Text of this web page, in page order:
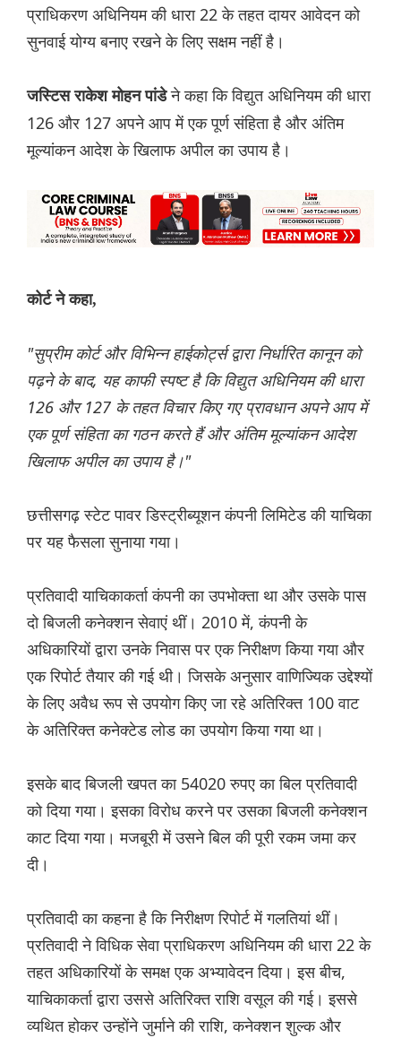
प्राधिकरण अधिनियम की धारा 22 के तहत दायर आवेदन को
सुनवाई योग्य बनाए रखने के लिए सक्षम नहीं है।
जस्टिस राकेश मोहन पांडेने कहा कि विद्युत अधिनियम की धारा
126 और 127 अपने आप में एक पूर्ण संहिता है और अंतिम
मूल्यांकन आदेश के खिलाफ अपील का उपाय है।
कोर्ट ने कहा,
"सुप्रीम कोर्ट और विभिन्न हाईकोर्ट्स द्वारा निर्धारित कानून को
पढ़ने के बाद, यह काफी स्पष्ट है कि विद्युत अधिनियम की धारा
126 और 127 के तहत विचार किए गए प्रावधान अपने आप में
एक पूर्ण संहिता का गठन करते हैं और अंतिम मूल्यांकन आदेश
खिलाफ अपील का उपाय है।"
छत्तीसगढ़ स्टेट पावर डिस्ट्रीब्यूशन कंपनी लिमिटेड की याचिका
पर यह फैसला सुनाया गया।
प्रतिवादी याचिकाकर्ता कंपनी का उपभोक्ता था और उसके पास
दो बिजली कनेक्शन सेवाएं थीं। 2010 में, कंपनी के
अधिकारियों द्वारा उनके निवास पर एक निरीक्षण किया गया और
एक रिपोर्ट तैयार की गई थी। जिसके अनुसार वाणिज्यिक उद्देश्यों
के लिए अवैध रूप से उपयोग किए जा रहे अतिरिक्त 100 वाट
के अतिरिक्त कनेक्टेड लोड का उपयोग किया गया था।
इसके बाद बिजली खपत का 54020 रुपए का बिल प्रतिवादी
को दिया गया। इसका विरोध करने पर उसका बिजली कनेक्शन
काट दिया गया। मजबूरी में उसने बिल की पूरी रकम जमा कर
दी।
प्रतिवादी का कहना है कि निरीक्षण रिपोर्ट में गलतियां थीं।
प्रतिवादी ने विधिक सेवा प्राधिकरण अधिनियम की धारा 22 के
तहत अधिकारियों के समक्ष एक अभ्यावेदन दिया। इस बीच,
याचिकाकर्ता द्वारा उससे अतिरिक्त राशि वसूल की गई। इससे
व्यथित होकर उन्होंने जुर्माने की राशि, कनेक्शन शुल्क और